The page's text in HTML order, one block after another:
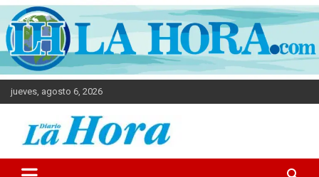
jueves, agosto 6, 2026
Diario La Hora